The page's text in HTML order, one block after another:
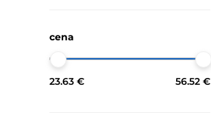
cena
23.63 € 56.52 €